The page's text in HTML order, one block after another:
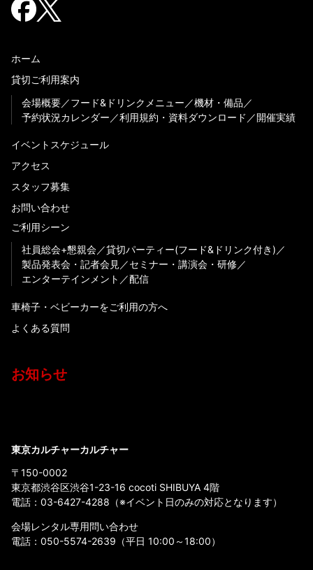
ホーム
貸切ご利用案内
会場概要
フード&ドリンクメニュー
機材・備品
予約状況カレンダー
利用規約・資料ダウンロード 開催実績
イベントスケジュール
アクセス
スタッフ募集
お問い合わせ
ご利用シーン
社員総会+懇親会
貸切パーティー(フード&ドリンク付き)
製品発表会・記者会見
セミナー・講演会・研修
エンターテインメント
配信
車椅子・ベビーカーをご利用の方へ
よくある質問
お知らせ
東京カルチャーカルチャー
〒150-0002
東京都渋谷区渋谷1-23-16 cocoti SHIBUYA 4階
電話： 03-6427-4288 （※イベント日のみの対応となります）
会場レンタル専用問い合わせ
電話： 050-5574-2639 （平日 10:00～18:00）